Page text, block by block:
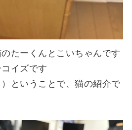
たーくんとこいちゃんです
イズです
ということで、猫の紹介で